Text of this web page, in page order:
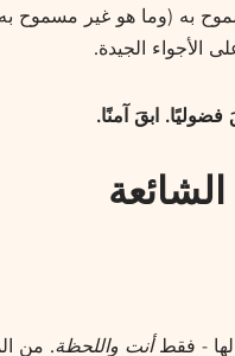
به (وما هو غير مسموح
الأجواء الجيدة.
فضوليًا. ابقَ آمنًا.
لها - فقطأنت واللحظة. من